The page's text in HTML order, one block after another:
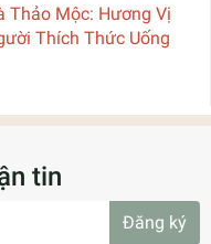
Thảo Mộc: Hương Vị
Thích Thức Uống
tin
Đăng ký